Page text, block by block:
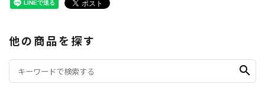
他の商品を探す
search